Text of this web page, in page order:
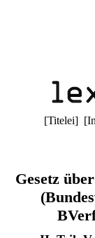
[Titelei] [
Gesetz